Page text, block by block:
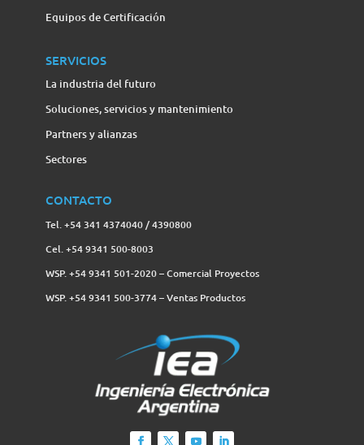
Equipos de Certificación
SERVICIOS
La industria del futuro
Soluciones, servicios y mantenimiento
Partners y alianzas
Sectores
CONTACTO
Tel. +54 341 4374040 / 4390800
Cel. +54 9341 500-8003
WSP. +54 9341 501-2020 – Comercial Proyectos
WSP. +54 9341 500-3774‬ – Ventas Productos